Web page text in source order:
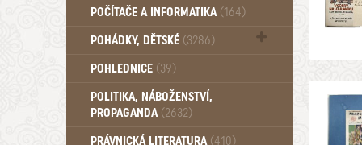
POČÍTAČE A INFORMATIKA (164)
POHÁDKY, DĚTSKÉ (3286)
Pro děti a mládež (2882)
Pohádky, Dětské - Od roku 1949 (257)
POHLEDNICE (39)
POLITIKA, NÁBOŽENSTVÍ,
PROPAGANDA (2632)
PRÁVNICKÁ LITERATURA (410)